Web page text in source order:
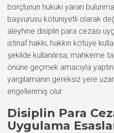
borçlunun hukuki yararı
başvurusu kötüniyetli olarak
aleyhine disiplin para cezası
istinaf hakkı, hakkın kötüye
şekilde kullanılırsa, mahkeme
önüne geçmek amacıyla
yargılamanın gereksiz yere
engellenmiş olur.
Disiplin Para
Uygulama